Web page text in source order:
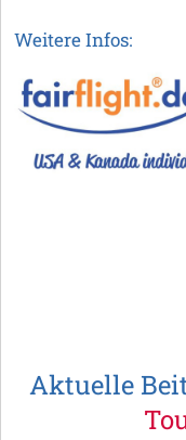
Weitere Infos:
Aktuelle